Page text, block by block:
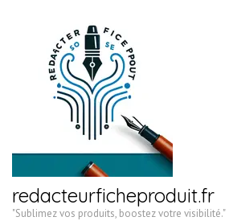
redacteurficheproduit.fr
"Sublimez vos produits, boostez votre visibilité."